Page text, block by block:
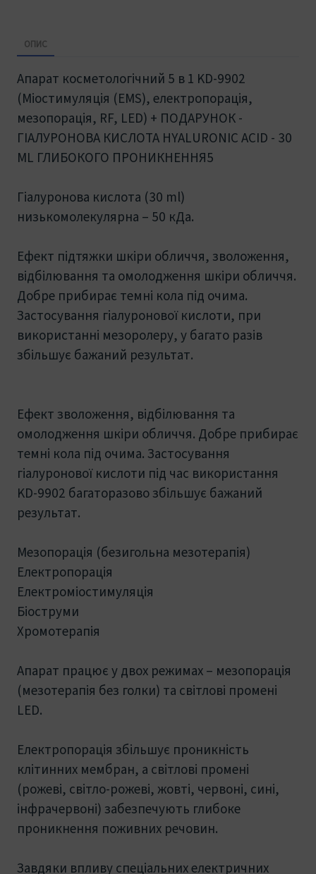
ОПИС
Апарат косметологічний 5 в 1 KD-9902
(Міостимуляція (EMS), електропорація,
мезопорація, RF, LED) + ПОДАРУНОК -
ГІАЛУРОНОВА КИСЛОТА HYALURONIC ACID - 30
ML ГЛИБОКОГО ПРОНИКНЕННЯ5
Гіалуронова кислота (30 ml)
низькомолекулярна – 50 кДа.
Ефект підтяжки шкіри обличчя, зволоження,
відбілювання та омолодження шкіри обличчя.
Добре прибирає темні кола під очима.
Застосування гіалуронової кислоти, при
використанні мезоролеру, у багато разів
збільшує бажаний результат.
Ефект зволоження, відбілювання та
омолодження шкіри обличчя. Добре прибирає
темні кола під очима. Застосування
гіалуронової кислоти під час використання
KD-9902 багаторазово збільшує бажаний
результат.
Мезопорація (безигольна мезотерапія)
Електропорація
Електроміостимуляція
Біоструми
Хромотерапія
Апарат працює у двох режимах – мезопорація
(мезотерапія без голки) та світлові промені
LED.
Електропорація збільшує проникність
клітинних мембран, а світлові промені
(рожеві, світло-рожеві, жовті, червоні, сині,
інфрачервоні) забезпечують глибоке
проникнення поживних речовин.
Завдяки впливу спеціальних електричних